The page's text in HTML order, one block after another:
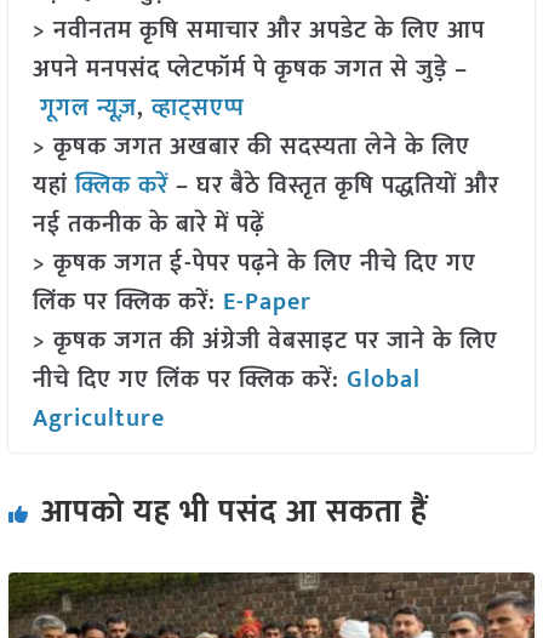
> नवीनतम कृषि समाचार और अपडेट के लिए आप
अपने मनपसंद प्लेटफॉर्म पे कृषक जगत से जुड़े –
गूगल न्यूज़,व्हाट्सएप्प
> कृषक जगत अखबार की सदस्यता लेने के लिए
यहांक्लिक करें– घर बैठे विस्तृत कृषि पद्धतियों और
नई तकनीक के बारे में पढ़ें
> कृषक जगत ई-पेपर पढ़ने के लिए नीचे दिए गए
लिंक पर क्लिक करें: E-Paper
> कृषक जगत की अंग्रेजी वेबसाइट पर जाने के लिए
नीचे दिए गए लिंक पर क्लिक करें: Global
Agriculture
आपको यह भी पसंद आ सकता हैं